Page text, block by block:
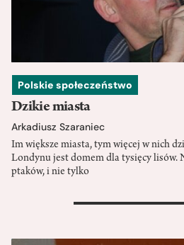
Polskie społeczeństwo
Dzikie miasta
Arkadiusz Szaraniec
Im większe miasta, tym więcej w nich
Londynu jest domem dla tysięcy lisów.
ptaków, i nie tylko
>